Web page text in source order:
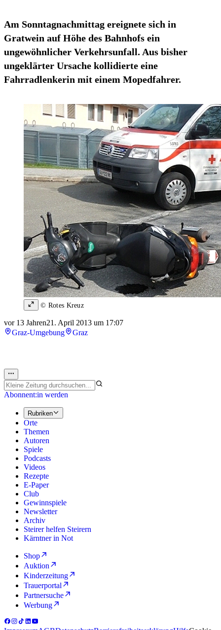
Am Sonntagnachmittag ereignete sich in
Gratwein auf Höhe des Bahnhofs ein
ungewöhnlicher Verkehrsunfall. Aus bisher
ungeklärter Ursache kollidierte eine
Fahrradlenkerin mit einem Mopedfahrer.
© Rotes Kreuz
vor 13 Jahren21. April 2013 um 17:07
Graz-Umgebung
Graz
Abonnent:in werden
Rubriken
Orte
Themen
Autoren
Spiele
Podcasts
Videos
Rezepte
E-Paper
Club
Gewinnspiele
Newsletter
Archiv
Steirer helfen Steirern
Kärntner in Not
Shop
Auktion
Kinderzeitung
Trauerportal
Partnersuche
Werbung